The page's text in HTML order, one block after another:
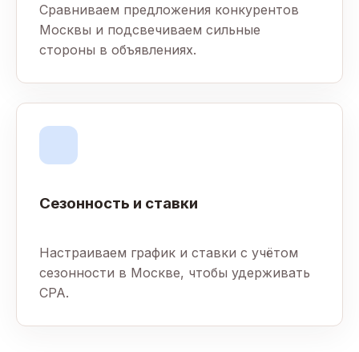
Сравниваем предложения конкурентов
Москвы и подсвечиваем сильные
стороны в объявлениях.
Сезонность и ставки
Настраиваем график и ставки с учётом
сезонности в Москве, чтобы удерживать
CPA.